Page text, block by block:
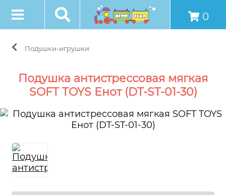
0
Подушки-игрушки
Подушка антистрессовая мягкая
SOFT TOYS Енот (DT-ST-01-30)